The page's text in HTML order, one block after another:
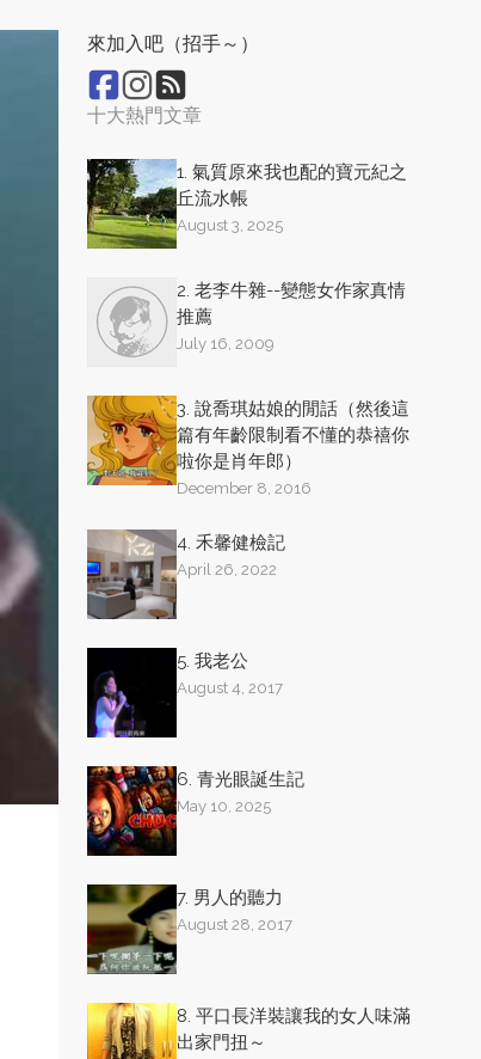
來加入吧（招手～）
十大熱門文章
1. 氣質原來我也配的寶元紀之
丘流水帳
August 3, 2025
2. 老李牛雜--變態女作家真情
推薦
July 16, 2009
3. 說喬琪姑娘的閒話（然後這
篇有年齡限制看不懂的恭禧你
啦你是肖年郎）
December 8, 2016
4. 禾馨健檢記
April 26, 2022
5. 我老公
August 4, 2017
6. 青光眼誕生記
May 10, 2025
7. 男人的聽力
August 28, 2017
8. 平口長洋裝讓我的女人味滿
出家門扭～